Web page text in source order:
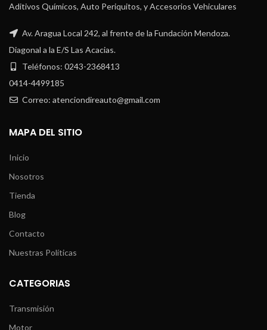
Aditivos Químicos, Auto Periquitos, y Accesorios Vehiculares
Av. Aragua Local 242, al frente de la Fundación Mendoza.
Diagonal a la E/S Las Acacias.
Teléfonos: 0243-2368413
0414-4499185
Correo: atenciondireauto@gmail.com
MAPA DEL SITIO
Inicio
Nosotros
Tienda
Blog
Contacto
Nuestras Políticas
CATEGORIAS
Transmisión
Motor